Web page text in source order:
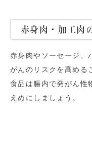
赤身肉・加工肉
赤身肉やソーセージ、
がんのリスクを高める
食品は腸内で発がん性
えめにしましょう。